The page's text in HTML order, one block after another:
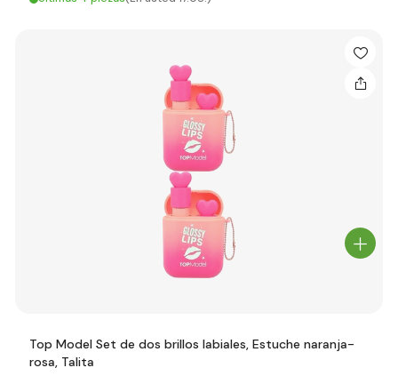
Top Model Set de dos brillos labiales, Estuche naranja-
rosa, Talita